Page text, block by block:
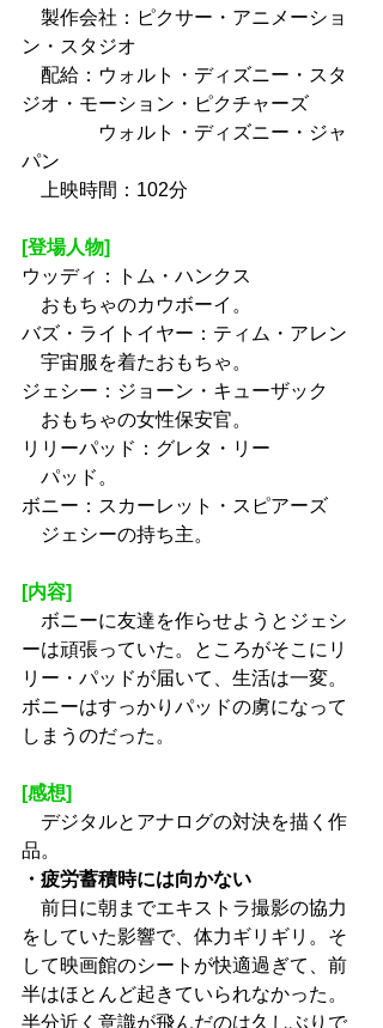
製作会社：ピクサー・アニメーショ
ン・スタジオ
配給：ウォルト・ディズニー・スタ
ジオ・モーション・ピクチャーズ
ウォルト・ディズニー・ジャ
パン
上映時間：102分
[登場人物]
ウッディ：トム・ハンクス
おもちゃのカウボーイ。
バズ・ライトイヤー：ティム・アレン
宇宙服を着たおもちゃ。
ジェシー：ジョーン・キューザック
おもちゃの女性保安官。
リリーパッド：グレタ・リー
パッド。
ボニー：スカーレット・スピアーズ
ジェシーの持ち主。
[内容]
ボニーに友達を作らせようとジェシ
ーは頑張っていた。ところがそこにリ
リー・パッドが届いて、生活は一変。
ボニーはすっかりパッドの虜になって
しまうのだった。
[感想]
デジタルとアナログの対決を描く作
品。
・疲労蓄積時には向かない
前日に朝までエキストラ撮影の協力
をしていた影響で、体力ギリギリ。そ
して映画館のシートが快適過ぎて、前
半はほとんど起きていられなかった。
半分近く意識が飛んだのは久しぶりで